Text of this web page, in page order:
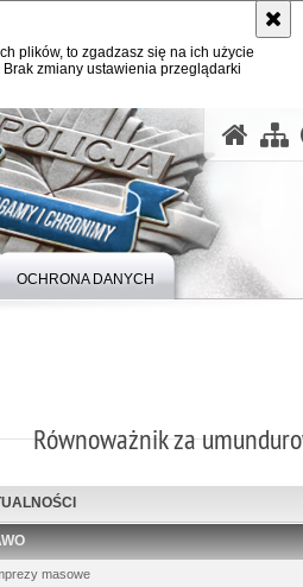
plików, to zgadzasz się na ich użycie
zmiany ustawienia przeglądarki
OCHRONA DANYCH
Równoważnik za
masowe